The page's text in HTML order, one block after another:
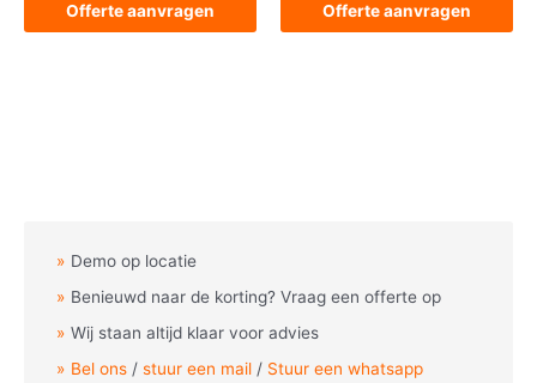
Demo op locatie
Benieuwd naar de korting? Vraag een offerte op
Wij staan altijd klaar voor advies
Bel ons /stuur een mail / Stuur een whatsapp
Offerte aanvragen Offerte aanvragen